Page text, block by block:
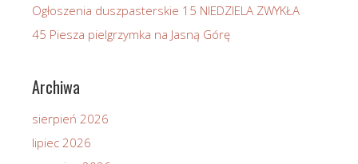
Ogłoszenia duszpasterskie 15 NIEDZIELA ZWYKŁA
45 Piesza pielgrzymka na Jasną Górę
Archiwa
sierpień 2026
lipiec 2026